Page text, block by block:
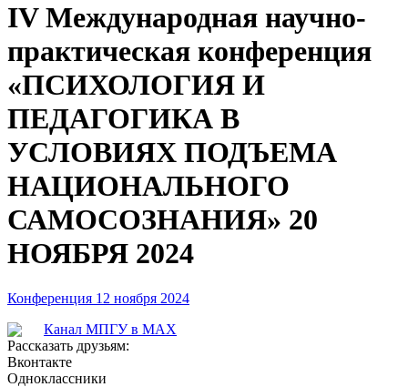
IV Международная научно-
практическая конференция
«ПСИХОЛОГИЯ И
ПЕДАГОГИКА В
УСЛОВИЯХ ПОДЪЕМА
НАЦИОНАЛЬНОГО
САМОСОЗНАНИЯ» 20
НОЯБРЯ 2024
Конференция 12 ноября 2024
Канал МПГУ в MAX
Рассказать друзьям:
Вконтакте
Одноклассники